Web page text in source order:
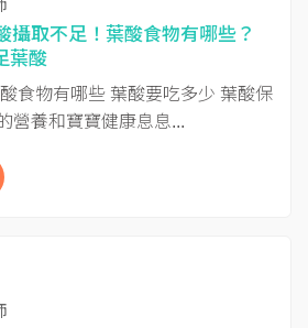
攝取不足！葉酸食物有哪些？
葉酸
食物有哪些 葉酸要吃多少 葉酸保
營養和寶寶健康息息...